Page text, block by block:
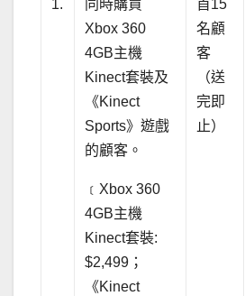
1.
同時購買
Xbox 360
4GB主機
Kinect套裝及
《Kinect
Sports》遊戲
的顧客。
﹝Xbox 360
4GB主機
Kinect套裝:
$2,499；
《Kinect
首15
名顧
客
（送
完即
止）